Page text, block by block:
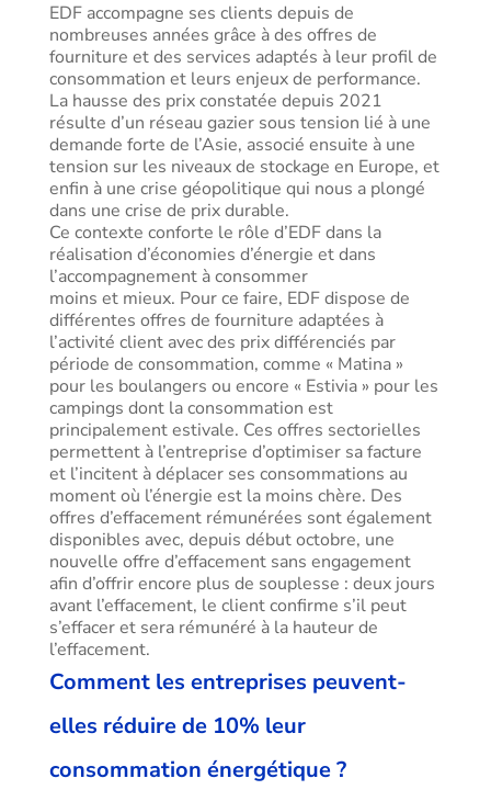
EDF accompagne ses clients depuis de
nombreuses années grâce à des offres de
fourniture et des services adaptés à leur profil de
consommation et leurs enjeux de performance.
La hausse des prix constatée depuis 2021
résulte d’un réseau gazier sous tension lié à une
demande forte de l’Asie, associé ensuite à une
tension sur les niveaux de stockage en Europe, et
enfin à une crise géopolitique qui nous a plongé
dans une crise de prix durable.
Ce contexte conforte le rôle d’EDF dans la
réalisation d’économies d’énergie et dans
l’accompagnement à consommer
moins et mieux. Pour ce faire, EDF dispose de
différentes offres de fourniture adaptées à
l’activité client avec des prix différenciés par
période de consommation, comme « Matina »
pour les boulangers ou encore « Estivia » pour les
campings dont la consommation est
principalement estivale. Ces offres sectorielles
permettent à l’entreprise d’optimiser sa facture
et l’incitent à déplacer ses consommations au
moment où l’énergie est la moins chère. Des
offres d’effacement rémunérées sont également
disponibles avec, depuis début octobre, une
nouvelle offre d’effacement sans engagement
afin d’offrir encore plus de souplesse : deux jours
avant l’effacement, le client confirme s’il peut
s’effacer et sera rémunéré à la hauteur de
l’effacement.
Comment les entreprises peuvent-
elles réduire de 10% leur
consommation énergétique ?